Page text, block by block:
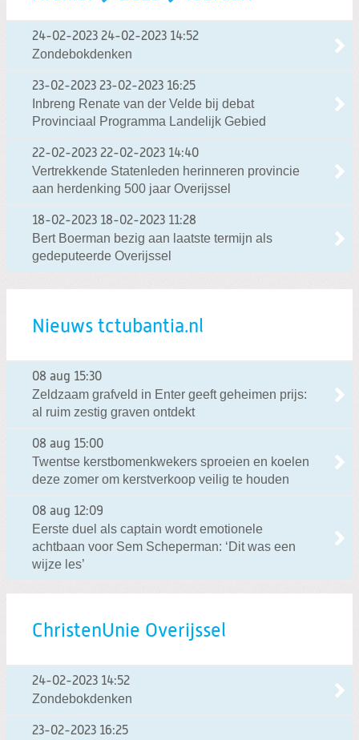
24-02-2023 24-02-2023 14:52
Zondebokdenken
23-02-2023 23-02-2023 16:25
Inbreng Renate van der Velde bij debat
Provinciaal Programma Landelijk Gebied
22-02-2023 22-02-2023 14:40
Vertrekkende Statenleden herinneren provincie
aan herdenking 500 jaar Overijssel
18-02-2023 18-02-2023 11:28
Bert Boerman bezig aan laatste termijn als
gedeputeerde Overijssel
Nieuws tctubantia.nl
08 aug 15:30
Zeldzaam grafveld in Enter geeft geheimen prijs:
al ruim zestig graven ontdekt
08 aug 15:00
Twentse kerstbomenkwekers sproeien en koelen
deze zomer om kerstverkoop veilig te houden
08 aug 12:09
Eerste duel als captain wordt emotionele
achtbaan voor Sem Scheperman: ‘Dit was een
wijze les’
ChristenUnie Overijssel
24-02-2023 14:52
Zondebokdenken
23-02-2023 16:25